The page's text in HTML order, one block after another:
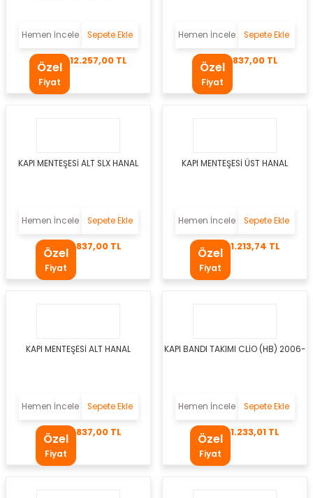
Yağ Filtresi
Hemen İncele Sepete Ekle
Özel
Fiyat
12.257,00 TL
Hemen İncele Sepete Ekle
Özel
Fiyat
837,00 TL
KAPI MENTEŞESİ ALT SLX HANAL
Hemen İncele Sepete Ekle
Özel
Fiyat
837,00 TL
KAPI MENTEŞESİ ÜST HANAL
Hemen İncele Sepete Ekle
Özel
Fiyat
1.213,74 TL
KAPI MENTEŞESİ ALT HANAL
Hemen İncele Sepete Ekle
Özel
Fiyat
837,00 TL
KAPI BANDI TAKIMI CLİO (HB) 2006-
Hemen İncele Sepete Ekle
Özel
Fiyat
1.233,01 TL